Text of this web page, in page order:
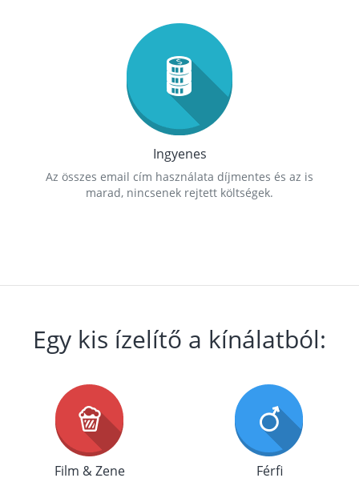
Ingyenes
Az összes email cím használata díjmentes és az is
marad, nincsenek rejtett költségek.
Egy kis ízelítő a kínálatból:
Film & Zene Férfi